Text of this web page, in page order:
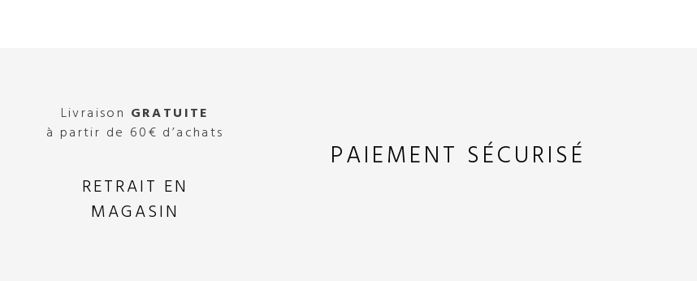
Livraison GRATUITE
à partir de 60€ d’achats
RETRAIT EN
MAGASIN
PAIEMENT SÉCURISÉ